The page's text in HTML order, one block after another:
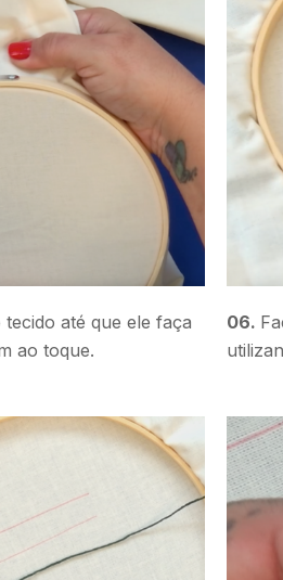
até que ele faça
ao toque.
06.